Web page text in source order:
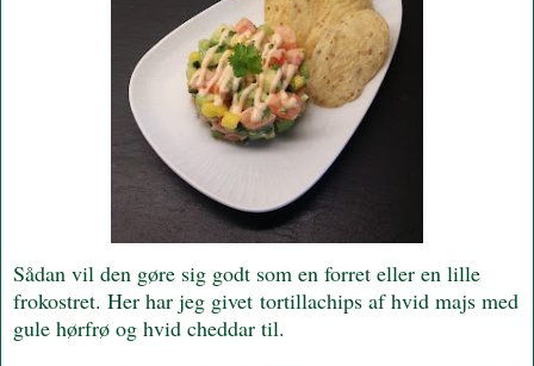
Sådan vil den gøre sig godt som en forret eller en lille
frokostret. Her har jeg givet tortillachips af hvid majs med
gule hørfrø og hvid cheddar til.